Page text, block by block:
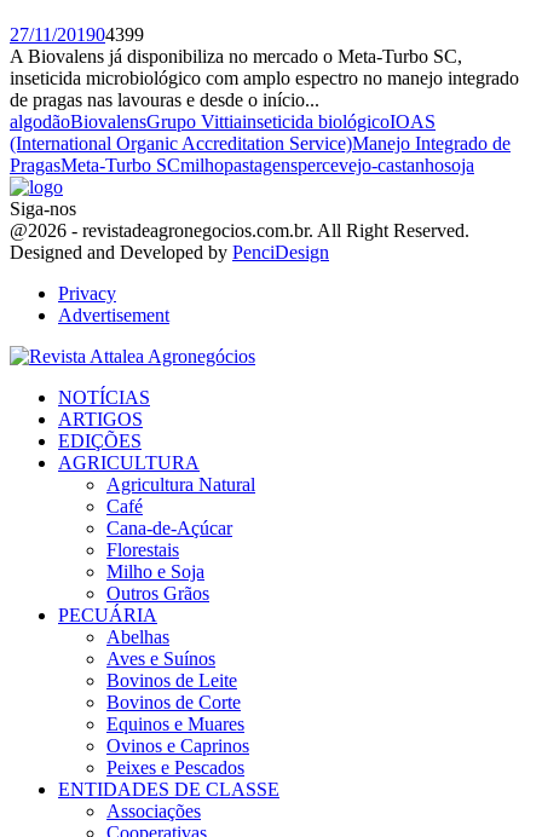
27/11/201904399
A Biovalens já disponibiliza no mercado o Meta-Turbo SC,
inseticida microbiológico com amplo espectro no manejo integrado
de pragas nas lavouras e desde o início...
algodãoBiovalensGrupo Vittiainseticida biológicoIOAS
(International Organic Accreditation Service)Manejo Integrado de
PragasMeta-Turbo SCmilhopastagenspercevejo-castanhosoja
Siga-nos
Facebook
Twitter
Instagram
Linkedin
Youtube
Email
@2026 - revistadeagronegocios.com.br. All Right Reserved.
Designed and Developed by PenciDesign
Privacy
Advertisement
NOTÍCIAS
ARTIGOS
EDIÇÕES
AGRICULTURA
Agricultura Natural
Café
Cana-de-Açúcar
Florestais
Milho e Soja
Outros Grãos
PECUÁRIA
Abelhas
Aves e Suínos
Bovinos de Leite
Bovinos de Corte
Equinos e Muares
Ovinos e Caprinos
Peixes e Pescados
ENTIDADES DE CLASSE
Associações
Cooperativas